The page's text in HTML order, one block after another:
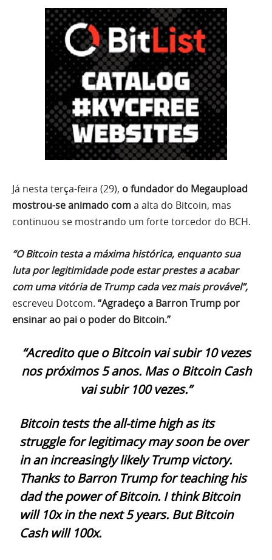
Já nesta terça-feira (29), o fundador do Megaupload
mostrou-se animado coma alta do Bitcoin, mas
continuou se mostrando um forte torcedor do BCH.
“O Bitcoin testa a máxima histórica, enquanto sua
luta por legitimidade pode estar prestes a acabar
com uma vitória de Trump cada vez mais provável”,
escreveu Dotcom. “Agradeço a Barron Trump por
ensinar ao pai o poder do Bitcoin.”
“Acredito que o Bitcoin vai subir 10 vezes
nos próximos 5 anos. Mas o Bitcoin Cash
vai subir 100 vezes.”
Bitcoin tests the all-time high as its
struggle for legitimacy may soon be over
in an increasingly likely Trump victory.
Thanks to Barron Trump for teaching his
dad the power of Bitcoin. I think Bitcoin
will 10x in the next 5 years. But Bitcoin
Cash will 100x.